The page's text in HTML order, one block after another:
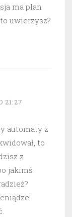
ma plan
uwierzysz?
21:27
automaty z
to
z
jakimś